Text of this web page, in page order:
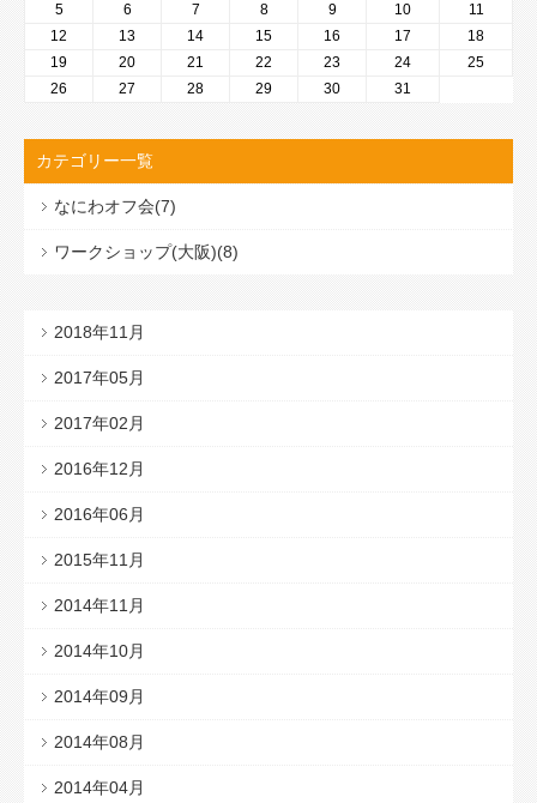
5
6 7 8 9 10
11
12
13 14 15 16 17
18
19
20 21 22 23 24
25
26
27 28 29 30 31
カテゴリー一覧
なにわオフ会(7)
ワークショップ(大阪)(8)
2018年11月
2017年05月
2017年02月
2016年12月
2016年06月
2015年11月
2014年11月
2014年10月
2014年09月
2014年08月
2014年04月